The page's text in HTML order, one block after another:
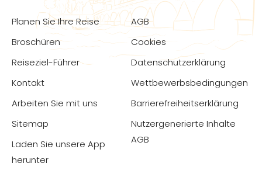
Planen Sie Ihre Reise
Broschüren
Reiseziel-Führer
Kontakt
Arbeiten Sie mit uns
Sitemap
Laden Sie unsere App
herunter
AGB
Cookies
Datenschutzerklärung
Wettbewerbsbedingungen
Barrierefreiheitserklärung
Nutzergenerierte Inhalte
AGB